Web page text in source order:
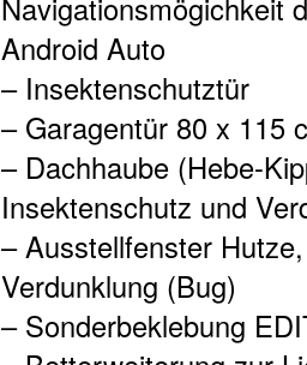
Navigationsmögichkeit
Android Auto
– Insektenschutztür
– Garagentür 80 x 115
– Dachhaube (Hebe-
Insektenschutz und
– Ausstellfenster
Verdunklung (Bug)
– Sonderbeklebung